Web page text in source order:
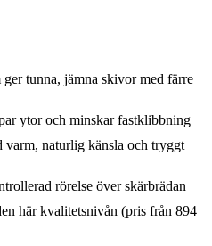
tunna, jämna skivor med färre
ytor och minskar fastklibbning
varm, naturlig känsla och tryggt
rörelse över skärbrädan
här kvalitetsnivån (pris från 894